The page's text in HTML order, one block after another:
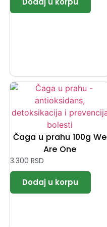
Čaga u prahu 100g We
Are One
3.300 RSD